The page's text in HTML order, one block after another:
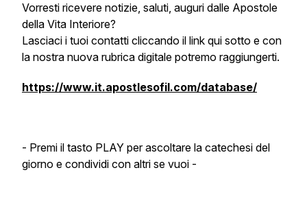
Vorresti ricevere notizie, saluti, auguri dalle Apostole
della Vita Interiore?
Lasciaci i tuoi contatti cliccando il link qui sotto e con
la nostra nuova rubrica digitale potremo raggiungerti.
https://www.it.apostlesofil.com/database/
- Premi il tasto PLAY per ascoltare la catechesi del
giorno e condividi con altri se vuoi -